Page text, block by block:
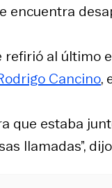
encuentra
al último
Cancino,
que estaba
llamadas”,